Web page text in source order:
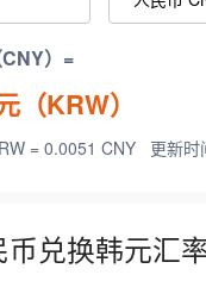
）=
（KRW）
= 0.0051 CNY 更新
兑换韩元汇率